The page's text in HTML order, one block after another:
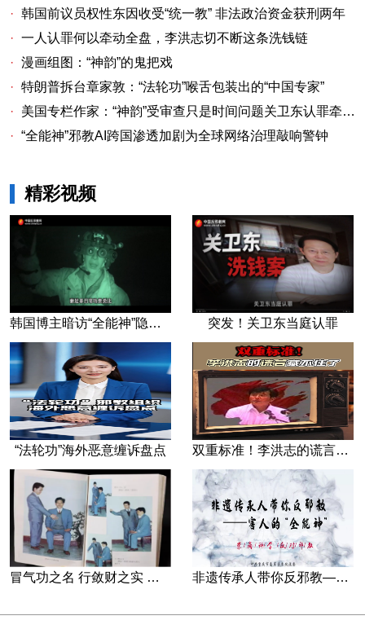
· 韩国前议员权性东因收受“统一教” 非法政治资金获刑两年
· 一人认罪何以牵动全盘，李洪志切不断这条洗钱链
· 漫画组图：“神韵”的鬼把戏
· 特朗普拆台章家敦：“法轮功”喉舌包装出的“中国专家”
·
美国专栏作家：“神韵”受审查只是时间问题关卫东认罪牵出与《大纪元时报》资金链条
· “全能神”邪教AI跨国渗透加剧为全球网络治理敲响警钟
精彩视频
韩国博主暗访“全能神”隐秘据点 突发！关卫东当庭认罪
“法轮功”海外恶意缠诉盘点 双重标准！李洪志的谎言藏不住了
冒气功之名 行敛财之实 张宏堡义女“小倩”团伙覆灭记 非遗传承人带你反邪教—害人的“全能神”